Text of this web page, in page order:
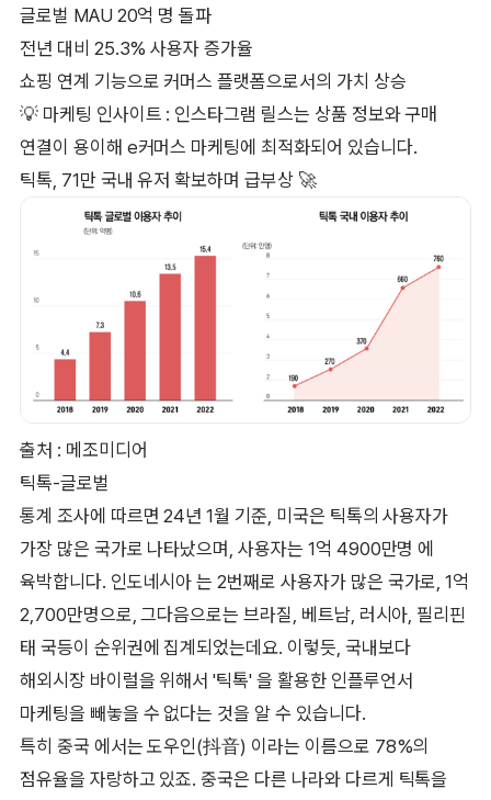
글로벌 MAU 20억 명 돌파
전년 대비 25.3% 사용자 증가율
쇼핑 연계 기능으로 커머스 플랫폼으로서의 가치 상승
💡 마케팅 인사이트 : 인스타그램 릴스는 상품 정보와 구매
연결이 용이해 e커머스 마케팅에 최적화되어 있습니다.
틱톡, 71만 국내 유저 확보하며 급부상 🚀
출처 : 메조미디어
틱톡-글로벌
통계 조사에 따르면 24년 1월 기준, 미국은 틱톡의 사용자가
가장 많은 국가로 나타났으며, 사용자는 1억 4900만명 에
육박합니다. 인도네시아 는 2번째로 사용자가 많은 국가로, 1억
2,700만명으로, 그다음으로는 브라질, 베트남, 러시아, 필리핀
태 국등이 순위권에 집계되었는데요. 이렇듯, 국내보다
해외시장 바이럴을 위해서 '틱톡' 을 활용한 인플루언서
마케팅을 빼놓을 수 없다는 것을 알 수 있습니다.
특히 중국 에서는 도우인(抖音) 이라는 이름으로 78%의
점유율을 자랑하고 있죠. 중국은 다른 나라와 다르게 틱톡을